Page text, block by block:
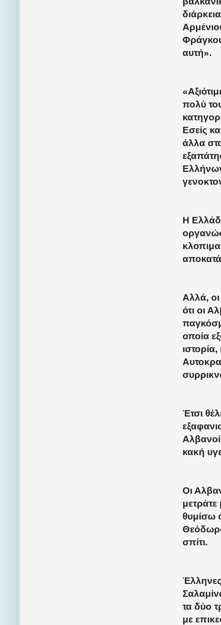
αυτή».
πολύ
Εσείς
άλλα
Η
Αλλά,
ότι οι
οποία
Έτσι
Αλβανοί
κακή
Οι
θυμίσω
σπίτι.
τα δύο
με